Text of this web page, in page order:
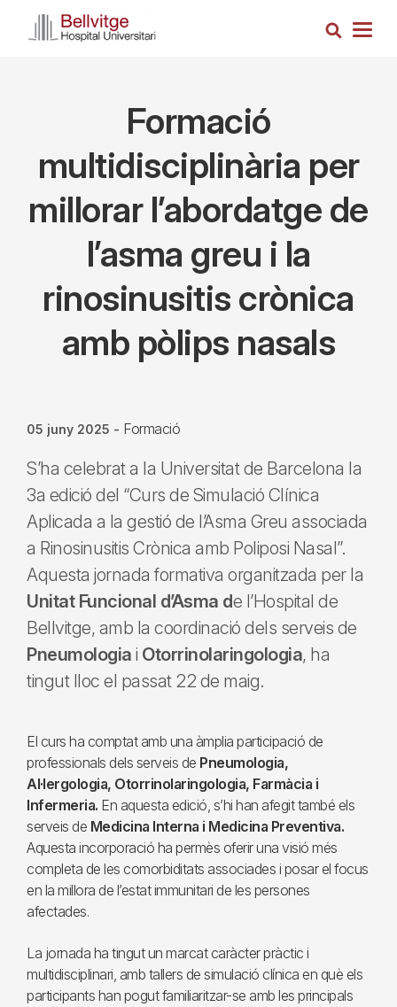
Cerca
Formació
multidisciplinària per
millorar l’abordatge de
l’asma greu i la
rinosinusitis crònica
amb pòlips nasals
05 juny 2025 - Formació
S’ha celebrat a la Universitat de Barcelona la
3a edició del “Curs de Simulació Clínica
Aplicada a la gestió de l’Asma Greu associada
a Rinosinusitis Crònica amb Poliposi Nasal”.
Aquesta jornada formativa organitzada per la
Unitat Funcional d’Asma de l’Hospital de
Bellvitge, amb la coordinació dels serveis de
Pneumologia i Otorrinolaringologia, ha
tingut lloc el passat 22 de maig.
El curs ha comptat amb una àmplia participació de
professionals dels serveis de Pneumologia,
Al·lergologia, Otorrinolaringologia, Farmàcia i
Infermeria. En aquesta edició, s’hi han afegit també els
serveis de Medicina Interna i Medicina Preventiva.
Aquesta incorporació ha permès oferir una visió més
completa de les comorbiditats associades i posar el focus
en la millora de l’estat immunitari de les persones
afectades.
La jornada ha tingut un marcat caràcter pràctic i
multidisciplinari, amb tallers de simulació clínica en què els
participants han pogut familiaritzar-se amb les principals